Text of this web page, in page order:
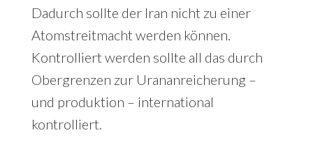
Dadurch sollte der Iran nicht zu einer
Atomstreitmacht werden können.
Kontrolliert werden sollte all das durch
Obergrenzen zur Urananreicherung –
und produktion – international
kontrolliert.